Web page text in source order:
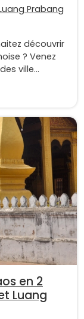
Prabang
découvrir
? Venez
ville...
en 2
Luang